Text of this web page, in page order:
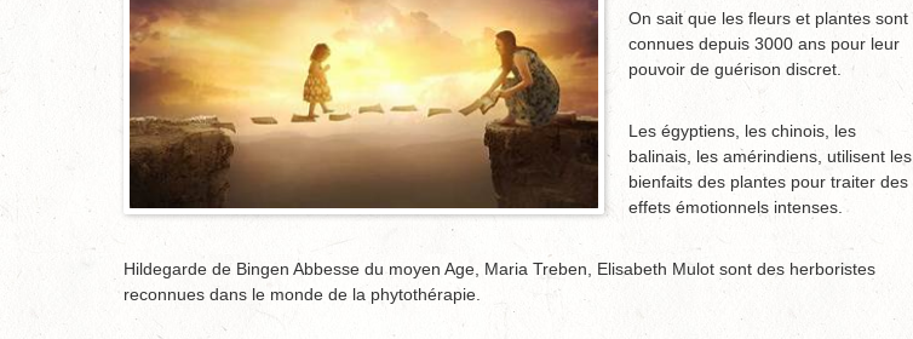
On sait que les fleurs et plantes sont
connues depuis 3000 ans pour leur
pouvoir de guérison discret.
Les égyptiens, les chinois, les
balinais, les amérindiens, utilisent les
bienfaits des plantes pour traiter des
effets émotionnels intenses.
Hildegarde de Bingen Abbesse du moyen Age, Maria Treben, Elisabeth Mulot sont des herboristes
reconnues dans le monde de la phytothérapie.